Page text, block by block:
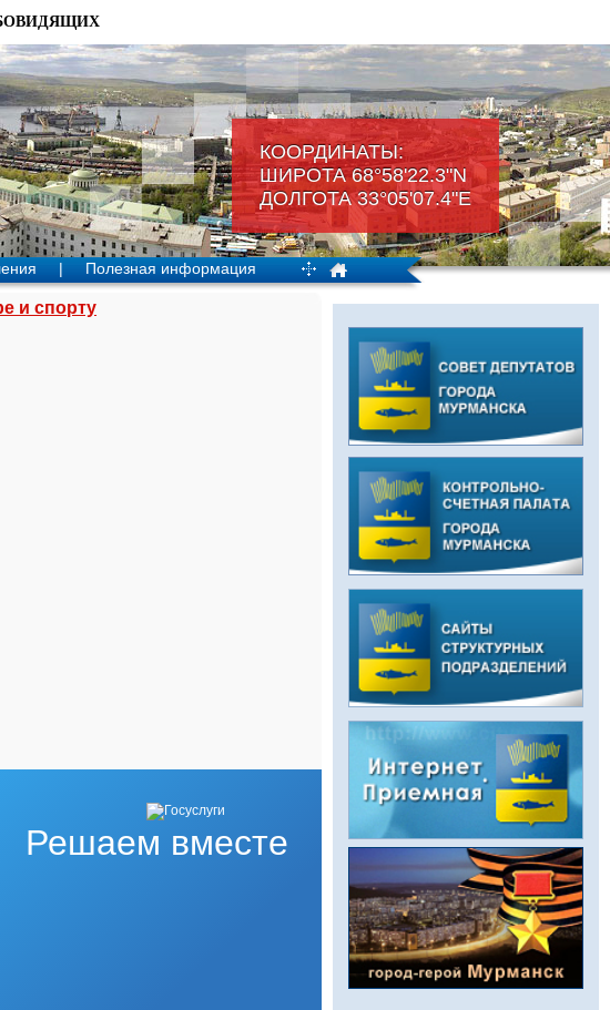
КООРДИНАТЫ:
ШИРОТА 68°58'22.3"N
ДОЛГОТА 33°05'07.4"Е
| Полезная информация
и спорту
Решаем вместе